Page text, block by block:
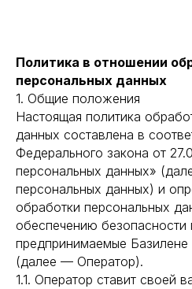
Политика в отношении
персональных данных
1. Общие положения
Настоящая политика
данных составлена в
Федерального закона от
персональных данных»
персональных данных) и
обработки персональных
обеспечению безопасности
предпринимаемые Базилене
(далее — Оператор).
1.1. Оператор ставит своей